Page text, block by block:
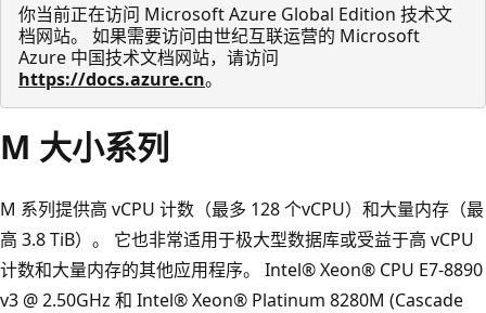
你当前正在访问 Microsoft Azure Global Edition 技术文
档网站。 如果需要访问由世纪互联运营的 Microsoft
Azure 中国技术文档网站，请访问
https://docs.azure.cn。
M 大小系列
M 系列提供高 vCPU 计数（最多 128 个vCPU）和大量内存（最
高 3.8 TiB）。 它也非常适用于极大型数据库或受益于高 vCPU
计数和大量内存的其他应用程序。 Intel® Xeon® CPU E7-8890
v3 @ 2.50GHz 和 Intel® Xeon® Platinum 8280M (Cascade